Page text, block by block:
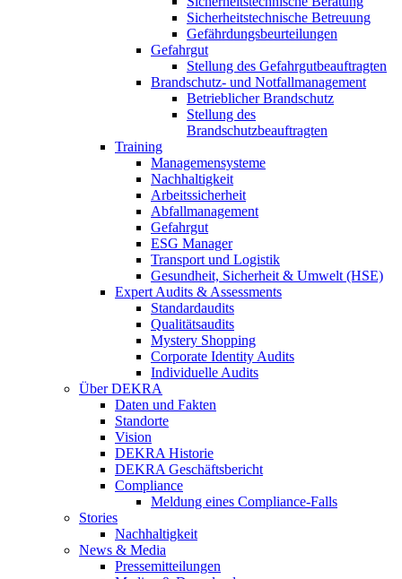
Sicherheitstechnische Betreuung
Gefährdungsbeurteilungen
Gefahrgut
Stellung des Gefahrgutbeauftragten
Brandschutz- und Notfallmanagement
Betrieblicher Brandschutz
Stellung des
Brandschutzbeauftragten
Training
Managemensysteme
Nachhaltigkeit
Arbeitssicherheit
Abfallmanagement
Gefahrgut
ESG Manager
Transport und Logistik
Gesundheit, Sicherheit & Umwelt (HSE)
Expert Audits & Assessments
Standardaudits
Qualitätsaudits
Mystery Shopping
Corporate Identity Audits
Individuelle Audits
Über DEKRA
Daten und Fakten
Standorte
Vision
DEKRA Historie
DEKRA Geschäftsbericht
Compliance
Meldung eines Compliance-Falls
Stories
Nachhaltigkeit
News & Media
Pressemitteilungen